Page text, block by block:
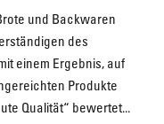
und Backwaren
des
einem Ergebnis, auf
Produkte
Qualität“ bewertet...